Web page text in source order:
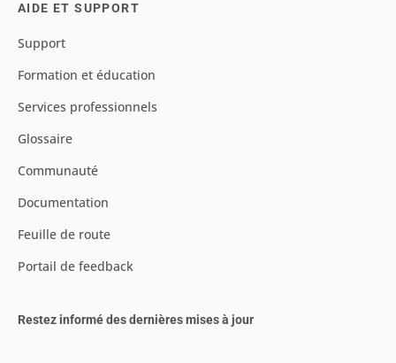
AIDE ET SUPPORT
Support
Formation et éducation
Services professionnels
Glossaire
Communauté
Documentation
Feuille de route
Portail de feedback
Restez informé des dernières mises à jour